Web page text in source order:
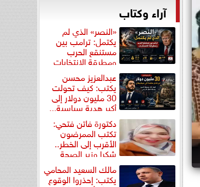
آراء وكتاب
«النصر» الذي لم
يكتمل: ترامب بين
مستنقع الحرب
ومطرقة الانتخابات
عبدالعزيز محسن
يكتب: كيف تحولت
30 مليون دولار إلى
أكبر هدية سياسية...
دكتورة فاتن فتحي:
تكتب الممرضون
الأقرب إلى الخطر..
شكرا وزير الصحة
لتكريم... مالك السعيد المحامي
يكتب: إحذروا الوقوع